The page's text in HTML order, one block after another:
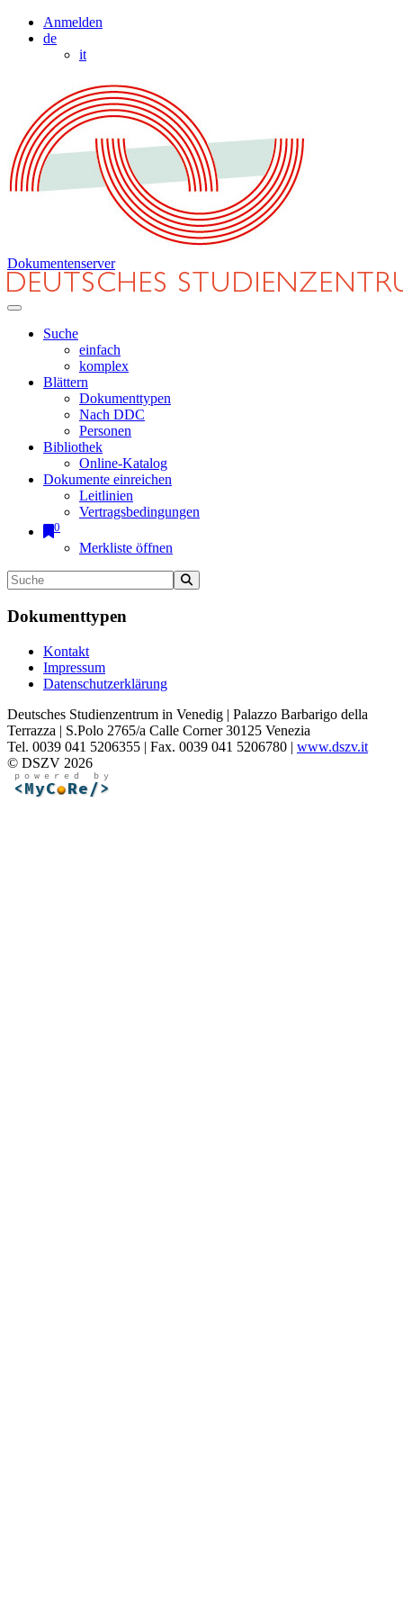
Anmelden
de
it
Dokumentenserver
Suche
einfach
komplex
Blättern
Dokumenttypen
Nach DDC
Personen
Bibliothek
Online-Katalog
Dokumente einreichen
Leitlinien
Vertragsbedingungen
0
Merkliste öffnen
Dokumenttypen
Kontakt
Impressum
Datenschutzerklärung
Deutsches Studienzentrum in Venedig | Palazzo Barbarigo della
Terrazza | S.Polo 2765/a Calle Corner 30125 Venezia
Tel. 0039 041 5206355 | Fax. 0039 041 5206780 | www.dszv.it
© DSZV 2026